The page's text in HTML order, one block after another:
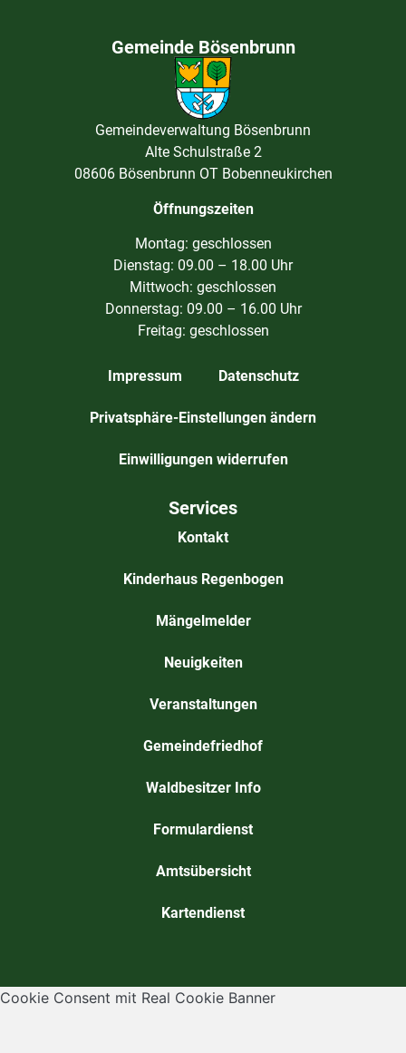
Gemeinde Bösenbrunn
Gemeindeverwaltung Bösenbrunn
Alte Schulstraße 2
08606 Bösenbrunn OT Bobenneukirchen
Öffnungszeiten
Montag: geschlossen
Dienstag: 09.00 – 18.00 Uhr
Mittwoch: geschlossen
Donnerstag: 09.00 – 16.00 Uhr
Freitag: geschlossen
Impressum Datenschutz
Privatsphäre-Einstellungen ändern
Einwilligungen widerrufen
Services
Kontakt
Kinderhaus Regenbogen
Mängelmelder
Neuigkeiten
Veranstaltungen
Gemeindefriedhof
Waldbesitzer Info
Formulardienst
Amtsübersicht
Kartendienst
Cookie Consent mit Real Cookie Banner